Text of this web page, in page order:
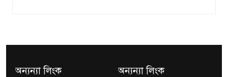
অন্যন্যা লিংক অন্যন্যা লিংক